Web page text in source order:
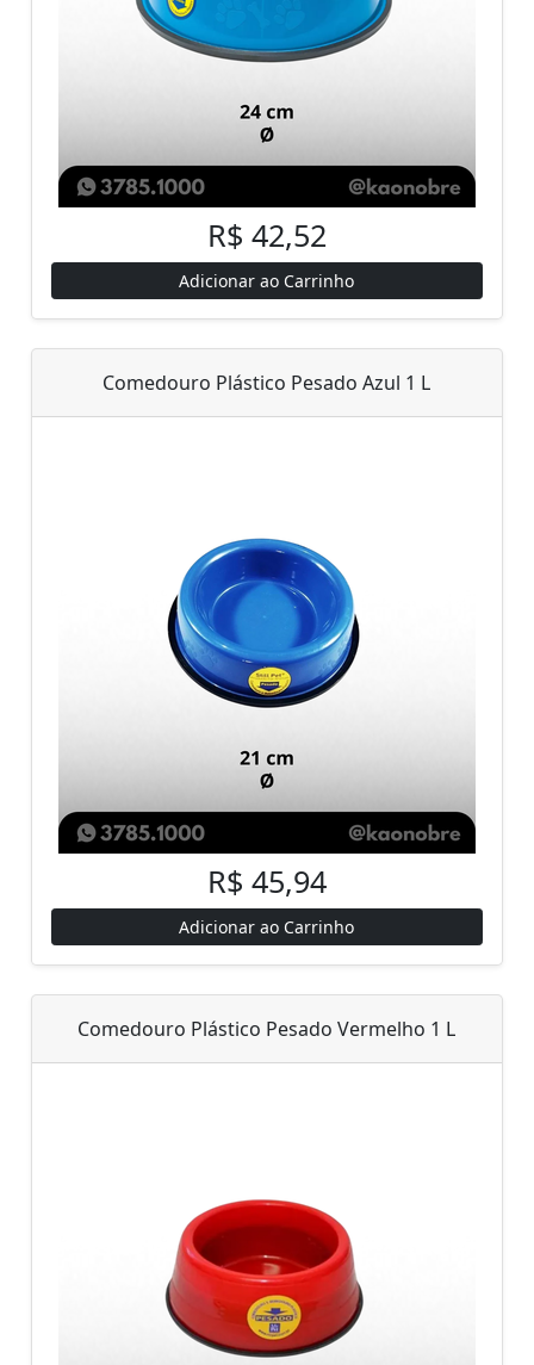
R$ 42,52
Adicionar ao Carrinho
Comedouro Plástico Pesado Azul 1 L
R$ 45,94
Adicionar ao Carrinho
Comedouro Plástico Pesado Vermelho 1 L